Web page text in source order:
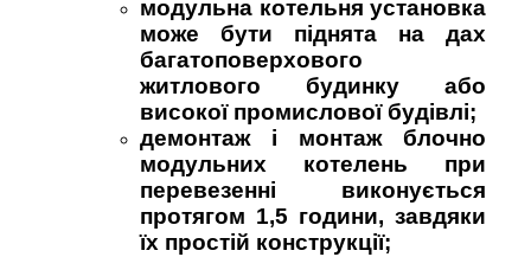
модульна котельня установка
може бути піднята на дах
багатоповерхового
житлового будинку або
високої промислової будівлі;
демонтаж і монтаж блочно
модульних котелень при
перевезенні виконується
протягом 1,5 години, завдяки
їх простій конструкції;